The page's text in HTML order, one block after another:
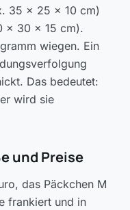
35 x 25 x 10 cm)
x 30 x 15 cm).
wiegen. Ein
Das bedeutet:
wird sie
und Preise
das Päckchen M
frankiert und in